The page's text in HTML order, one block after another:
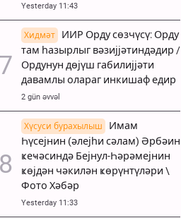
Yesterday 11:43
Хидмәт
ИИР Орду сөзчүсү: Орду
там һазырлыг вәзијјәтиндәдир /
Ордунун дөјүш габилијјәти
давамлы олараг инкишаф едир
2 gün əvvəl
Хүсуси бурахылыш
Имам
Һүсејнин (әлејһи сәлам) Әрбәин
ҝеҹәсиндә Бејнул-Һәрәмејнин
ҝөјдән чәкилән ҝөрүнтүләри \
Фото Хәбәр
Yesterday 11:33